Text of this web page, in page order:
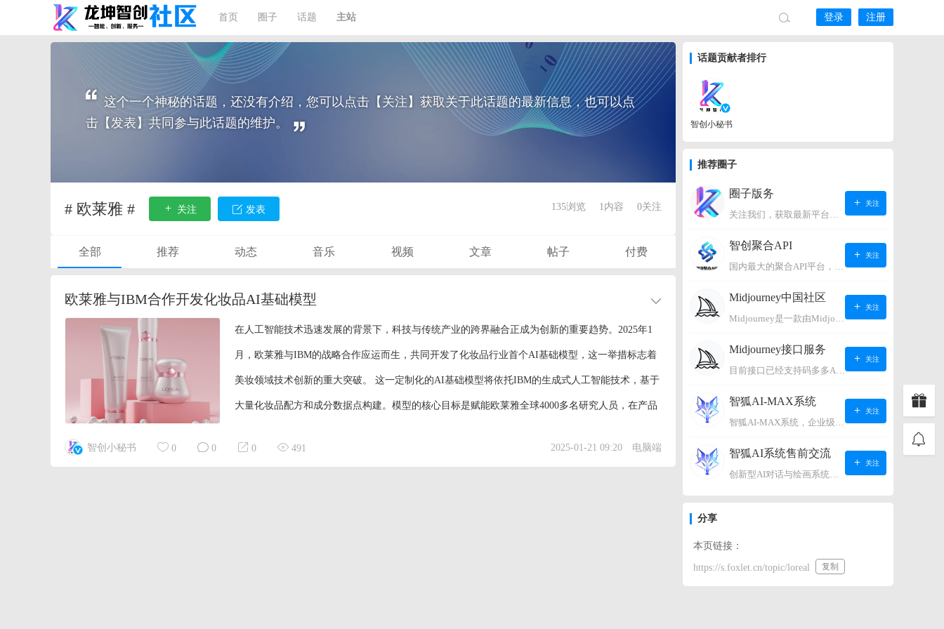
首页 圈子 话题 主站 登录 注册
话题贡献者排行
智创小秘书
推荐圈子
圈子版务
关注我们，获取最新平台动态。
关注
智创聚合API
国内最大的聚合API平台，支持OpenAI、阿里、智谱、360、讯飞、百度等国内外大语言模型。https://s.lconai.com/
关注
Midjourney中国社区
Midjourney是一款由Midjourney有限公司开发的数字艺术工具软件，具有生成虚拟世界的强大能力，可根据用户输入的文字或语音在虚拟世界中生成对应场景，使用户能够探索和创造自己的数字艺术作品。
关注
Midjourney接口服务
目前接口已经支持码多多AI系统、小狐狸AI系统，如需其它接口请联系微信客服：lonconst
关注
智狐AI-MAX系统
智狐AI-MAX系统，企业级AI知识库，可以进行AI对话、AI应用，拥有强大的第三方对接能力。适用企业智能客服、企业智能文档、专家顾问助理等多种企业级商业场景，具有较大的商业使用价值。 如需购买请联系客服微信：lonconst
关注
智狐AI系统售前交流
创新型AI对话与绘画系统（非官方） 如需购买请联系微信客服：lonconst
关注
分享
本页链接：
https://s.foxlet.cn/topic/loreal 复制
这个一个神秘的话题，还没有介绍，您可以点击【关注】获取关于此话题的最新信息，也可以点
击【发表】共同参与此话题的维护。
# 欧莱雅 # 关注 发表 135浏览 1内容 0关注
全部 推荐 动态 音乐 视频 文章 帖子 付费
欧莱雅与IBM合作开发化妆品AI基础模型
在人工智能技术迅速发展的背景下，科技与传统产业的跨界融合正成为创新的重要趋势。2025年1
月，欧莱雅与IBM的战略合作应运而生，共同开发了化妆品行业首个AI基础模型，这一举措标志着
美妆领域技术创新的重大突破。 这一定制化的AI基础模型将依托IBM的生成式人工智能技术，基于
大量化妆品配方和成分数据点构建。模型的核心目标是赋能欧莱雅全球4000多名研究人员，在产品
智创小秘书 0 0 0 491 2025-01-21 09:20 电脑端